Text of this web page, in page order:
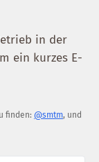
in der
ein kurzes E-
finden: @smtm, und